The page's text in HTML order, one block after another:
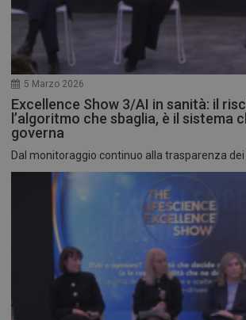
5 Marzo 2026
Excellence Show 3/AI in sanità: il
l’algoritmo che sbaglia, è il sistema
governa
Dal monitoraggio continuo alla trasparenza dei